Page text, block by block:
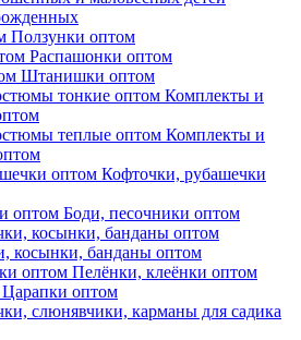
Ползунки оптом
Распашонки оптом
Штанишки оптом
Комплекты и
Комплекты и
Кофточки, рубашечки
Боди, песочники оптом
косынки, банданы оптом
Пелёнки, клеёнки оптом
Царапки оптом